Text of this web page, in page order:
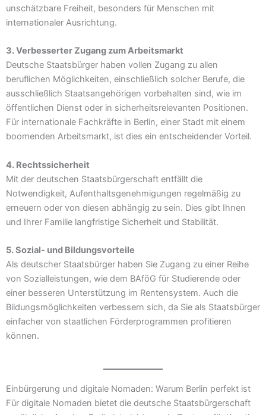
unschätzbare Freiheit, besonders für Menschen mit
internationaler Ausrichtung.
3. Verbesserter Zugang zum Arbeitsmarkt
Deutsche Staatsbürger haben vollen Zugang zu allen
beruflichen Möglichkeiten, einschließlich solcher Berufe, die
ausschließlich Staatsangehörigen vorbehalten sind, wie im
öffentlichen Dienst oder in sicherheitsrelevanten Positionen.
Für internationale Fachkräfte in Berlin, einer Stadt mit einem
boomenden Arbeitsmarkt, ist dies ein entscheidender Vorteil.
4. Rechtssicherheit
Mit der deutschen Staatsbürgerschaft entfällt die
Notwendigkeit, Aufenthaltsgenehmigungen regelmäßig zu
erneuern oder von diesen abhängig zu sein. Dies gibt Ihnen
und Ihrer Familie langfristige Sicherheit und Stabilität.
5. Sozial- und Bildungsvorteile
Als deutscher Staatsbürger haben Sie Zugang zu einer Reihe
von Sozialleistungen, wie dem BAföG für Studierende oder
einer besseren Unterstützung im Rentensystem. Auch die
Bildungsmöglichkeiten verbessern sich, da Sie als Staatsbürger
einfacher von staatlichen Förderprogrammen profitieren
können.
Einbürgerung und digitale Nomaden: Warum Berlin perfekt ist
Für digitale Nomaden bietet die deutsche Staatsbürgerschaft